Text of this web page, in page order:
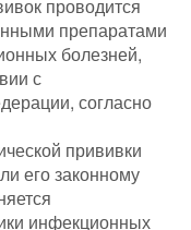
проводится
препаратами
болезней,
с
согласно
прививки
его законному
инфекционных